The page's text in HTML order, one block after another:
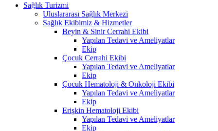
Sağlık Turizmi
Uluslararası Sağlık Merkezi
Sağlık Ekibimiz & Hizmetler
Beyin & Sinir Cerrahi Ekibi
Yapılan Tedavi ve Ameliyatlar
Ekip
Çocuk Cerrahi Ekibi
Yapılan Tedavi ve Ameliyatlar
Ekip
Çocuk Hematoloji & Onkoloji Ekibi
Yapılan Tedavi ve Ameliyatlar
Ekip
Erişkin Hematoloji Ekibi
Yapılan Tedavi ve Ameliyatlar
Ekip